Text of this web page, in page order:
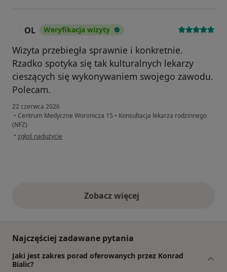
OL Weryfikacja wizyty
Wizyta przebiegła sprawnie i konkretnie.
Rzadko spotyka się tak kulturalnych lekarzy
cieszących się wykonywaniem swojego zawodu.
Polecam.
22 czerwca 2026
• Centrum Medyczne Woronicza 15 • Konsultacja lekarza rodzinnego
(NFZ)
• w opinii użytkownika OL
zgłoś nadużycie
Zobacz więcejopinie powyżej
Najczęściej zadawane pytania
Jaki jest zakres porad oferowanych przez Konrad
Bialic?